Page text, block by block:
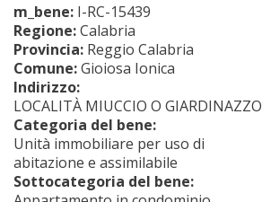
m_bene: I-RC-15439
Regione:Calabria
Provincia: Reggio Calabria
Comune:Gioiosa Ionica
Indirizzo:
LOCALITÀ MIUCCIO O GIARDINAZZO
Categoria del bene:
Unità immobiliare per uso di
abitazione e assimilabile
Sottocategoria del bene: